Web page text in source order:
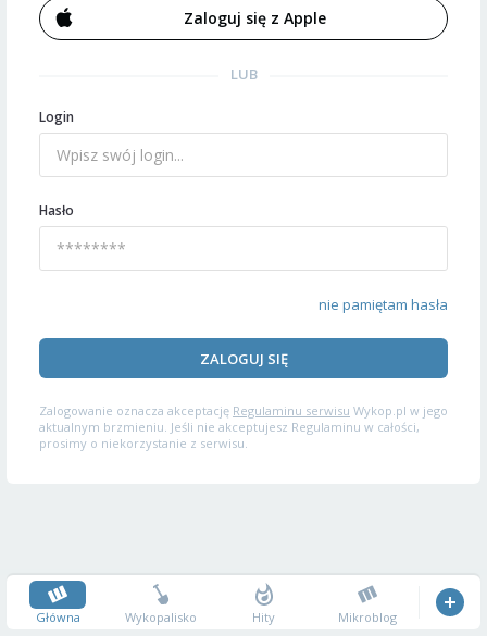
Zaloguj się z Apple
LUB
Login
Hasło
nie pamiętam hasła
ZALOGUJ SIĘ
Zalogowanie oznacza akceptację Regulaminu serwisu Wykop.pl w jego
aktualnym brzmieniu. Jeśli nie akceptujesz Regulaminu w całości,
prosimy o niekorzystanie z serwisu.
Główna Wykopalisko Hity Mikroblog